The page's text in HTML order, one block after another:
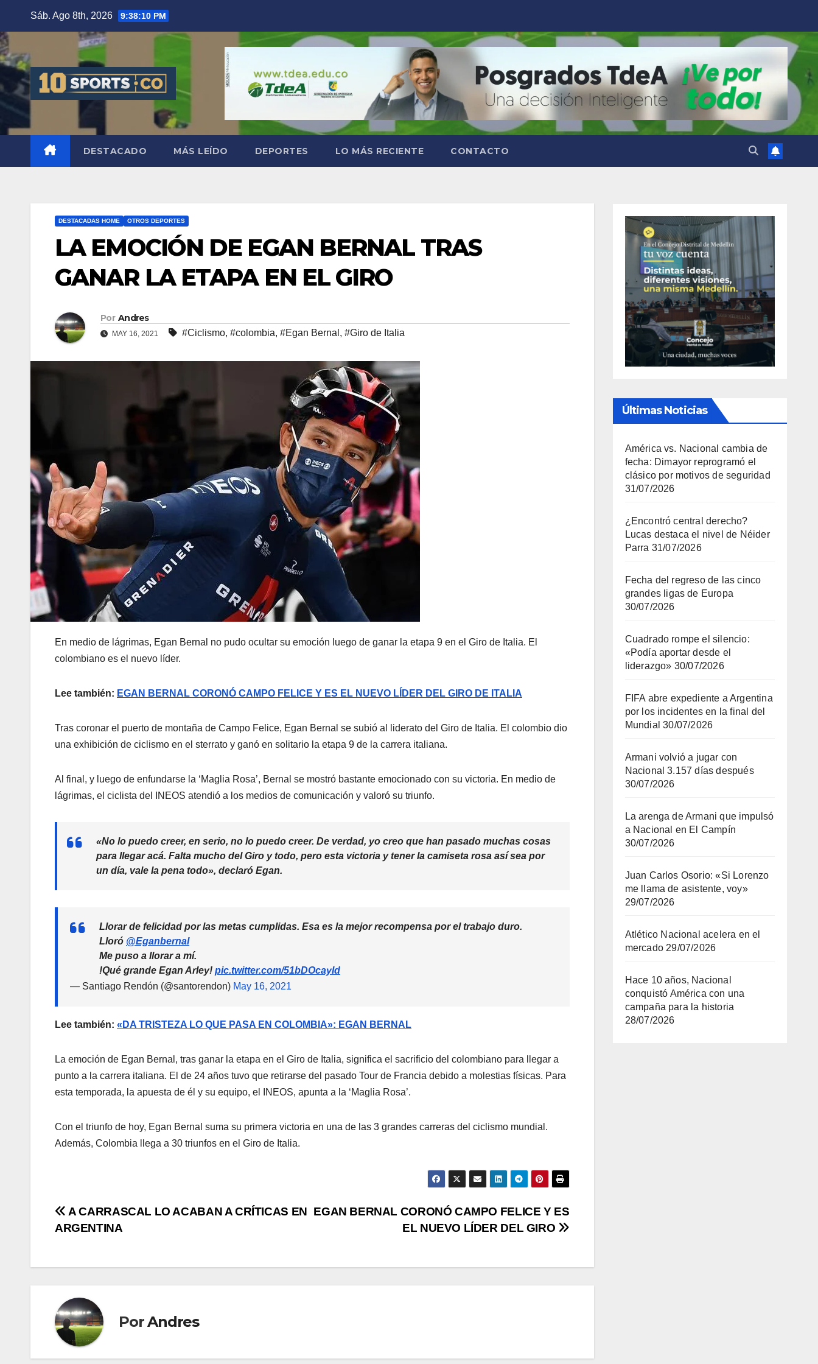
Sáb. Ago 8th, 2026 9:38:11 PM
DESTACADO MÁS LEÍDO DEPORTES LO MÁS RECIENTE CONTACTO
DESTACADAS HOME OTROS DEPORTES
LA EMOCIÓN DE EGAN BERNAL TRAS
GANAR LA ETAPA EN EL GIRO
Por Andres
MAY 16, 2021 #Ciclismo, #colombia, #Egan Bernal , #Giro de Italia
En medio de lágrimas, Egan Bernal no pudo ocultar su emoción luego de ganar la etapa 9 en el Giro de Italia. El
colombiano es el nuevo líder.
Lee también: EGAN BERNAL CORONÓ CAMPO FELICE Y ES EL NUEVO LÍDER DEL GIRO DE ITALIA
Tras coronar el puerto de montaña de Campo Felice, Egan Bernal se subió al liderato del Giro de Italia. El colombio dio
una exhibición de ciclismo en el sterrato y ganó en solitario la etapa 9 de la carrera italiana.
Al final, y luego de enfundarse la ‘Maglia Rosa’, Bernal se mostró bastante emocionado con su victoria. En medio de
lágrimas, el ciclista del INEOS atendió a los medios de comunicación y valoró su triunfo.
«No lo puedo creer, en serio, no lo puedo creer. De verdad, yo creo que han pasado muchas cosas
para llegar acá. Falta mucho del Giro y todo, pero esta victoria y tener la camiseta rosa así sea por
un día, vale la pena todo», declaró Egan.
Llorar de felicidad por las metas cumplidas. Esa es la mejor recompensa por el trabajo duro.
Lloró @Eganbernal
Me puso a llorar a mí.
!Qué grande Egan Arley! pic.twitter.com/51bDOcayId
— Santiago Rendón (@santorendon) May 16, 2021
Lee también: «DA TRISTEZA LO QUE PASA EN COLOMBIA»: EGAN BERNAL
La emoción de Egan Bernal, tras ganar la etapa en el Giro de Italia, significa el sacrificio del colombiano para llegar a
punto a la carrera italiana. El de 24 años tuvo que retirarse del pasado Tour de Francia debido a molestias físicas. Para
esta temporada, la apuesta de él y su equipo, el INEOS, apunta a la ‘Maglia Rosa’.
Con el triunfo de hoy, Egan Bernal suma su primera victoria en una de las 3 grandes carreras del ciclismo mundial.
Además, Colombia llega a 30 triunfos en el Giro de Italia.
EGAN BERNAL CORONÓ CAMPO FELICE Y ES
EL NUEVO LÍDER DEL GIRO
A CARRASCAL LO ACABAN A CRÍTICAS EN
ARGENTINA
PorAndres
Últimas Noticias
América vs. Nacional cambia de
fecha: Dimayor reprogramó el
clásico por motivos de seguridad
31/07/2026
¿Encontró central derecho?
Lucas destaca el nivel de Néider
Parra 31/07/2026
Fecha del regreso de las cinco
grandes ligas de Europa
30/07/2026
Cuadrado rompe el silencio:
«Podía aportar desde el
liderazgo» 30/07/2026
FIFA abre expediente a Argentina
por los incidentes en la final del
Mundial 30/07/2026
Armani volvió a jugar con
Nacional 3.157 días después
30/07/2026
La arenga de Armani que impulsó
a Nacional en El Campín
30/07/2026
Juan Carlos Osorio: «Si Lorenzo
me llama de asistente, voy»
29/07/2026
Atlético Nacional acelera en el
mercado 29/07/2026
Hace 10 años, Nacional
conquistó América con una
campaña para la historia
28/07/2026